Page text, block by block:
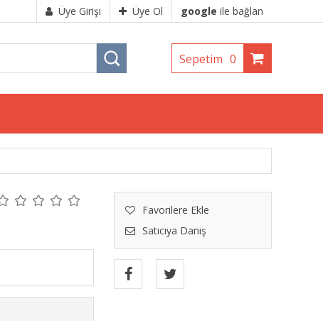
Üye Girişi Üye Ol google ile bağlan
Sepetim 0
Favorilere Ekle
Satıcıya Danış